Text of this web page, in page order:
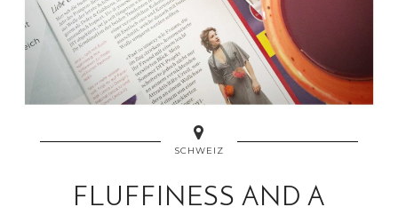
SCHWEIZ
FLUFFINESS AND A